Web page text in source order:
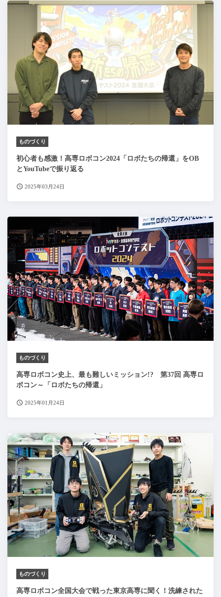
ものづくり
初心者も感激！高専ロボコン2024「ロボたちの帰還」をOB
とYouTubeで振り返る
2025年03月24日
ものづくり
高専ロボコン史上、最も難しいミッション!? 第37回 高専ロ
ボコン～「ロボたちの帰還」
2025年01月24日
ものづくり
高専ロボコン全国大会で戦った東京高専に聞く！洗練された